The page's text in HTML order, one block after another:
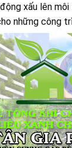
xấu lên
những công